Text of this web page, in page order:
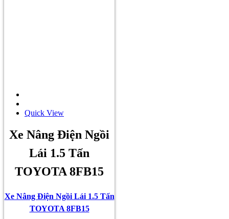
Quick View
Xe Nâng Điện Ngồi
Lái 1.5 Tấn
TOYOTA 8FB15
Xe Nâng Điện Ngồi Lái 1.5 Tấn
TOYOTA 8FB15